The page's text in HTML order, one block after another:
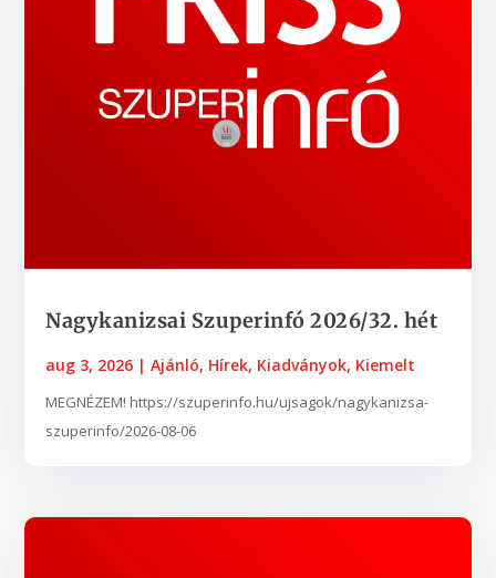
Nagykanizsai Szuperinfó 2026/32. hét
aug 3, 2026 |Ajánló, Hírek, Kiadványok, Kiemelt
MEGNÉZEM! https://szuperinfo.hu/ujsagok/nagykanizsa-
szuperinfo/2026-08-06